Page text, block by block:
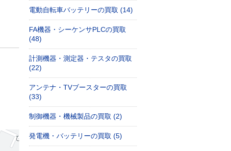
電動自転車バッテリーの買取 (14)
FA機器・シーケンサPLCの買取
(48)
計測機器・測定器・テスタの買取
(22)
アンテナ・TVブースターの買取
(33)
制御機器・機械製品の買取 (2)
発電機・バッテリーの買取 (5)